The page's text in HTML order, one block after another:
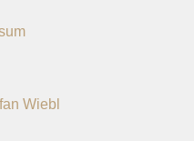
Wiebl